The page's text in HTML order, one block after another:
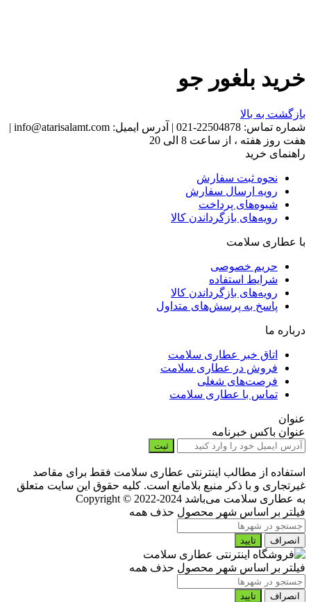
خرید بلغور جو
بازگشت به بالا
شماره تماس: 22504878-021
| آدرس ایمیل: info@atarisalamt.com
|
هفت روز هفته ، از ساعت 8 الی 20
راهنمای خرید
نحوه ثبت سفارش
رویه ارسال سفارش
شیوه‌های پرداخت
رویه‌های بازگرداندن کالا
با عطاری سلامت
حریم خصوصی
شرایط استفاده
رویه‌های بازگرداندن کالا
پاسخ به پرسش‌های متداول
درباره ما
اتاق خبر عطاری سلامت
فروش در عطاری سلامت
فرصت‌های شغلی
تماس با عطاری سلامت
عنوان
عنوان باکس خبرنامه
ثبت
استفاده از مطالب اینترنتی عطاری سلامت فقط برای مقاصد
غیرتجاری و با ذکر منبع بلامانع است. کلیه حقوق این سایت متعلق
به عطاری سلامت می‌باشد Copyright © 2022-2024
فیلتر بر اساس شهر محصول حذف همه
انصراف تایید
فیلتر بر اساس شهر محصول حذف همه
انصراف تایید